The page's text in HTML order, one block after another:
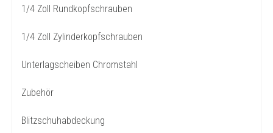
1/4 Zoll Rundkopfschrauben
1/4 Zoll Zylinderkopfschrauben
Unterlagscheiben Chromstahl
Zubehör
Blitzschuhabdeckung